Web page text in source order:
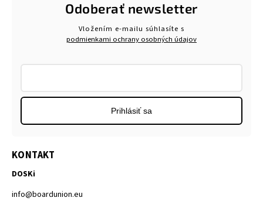
KONTAKT
DOSKi
info@boardunion.eu
Odoberať newsletter
Vložením e-mailu súhlasíte s
podmienkami ochrany osobných údajov
Prihlásiť sa